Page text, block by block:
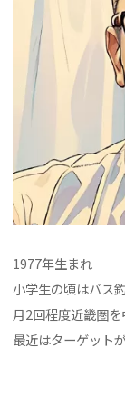
1977年生まれ
小学生の頃はバス
月2回程度近畿圏
最近はターゲット